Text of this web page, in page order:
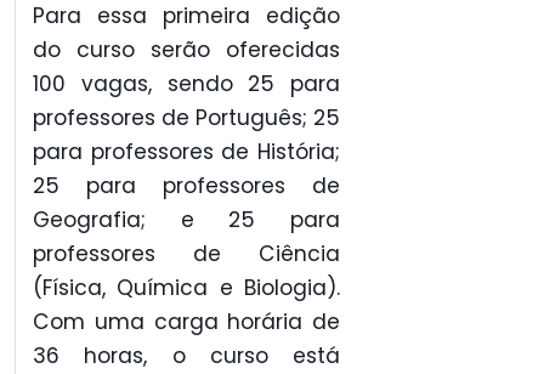
Para essa primeira edição
do curso serão oferecidas
100 vagas, sendo 25 para
professores de Português; 25
para professores de História;
25 para professores de
Geografia; e 25 para
professores de Ciência
(Física, Química e Biologia).
Com uma carga horária de
36 horas, o curso está